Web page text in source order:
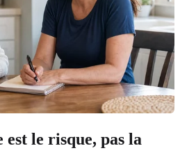
le risque, pas la